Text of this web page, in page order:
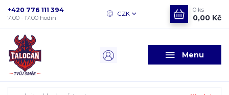
Menu
CZK
+420 776 111 394
7:00 - 17:00 hodin
0 ks
0,00 Kč